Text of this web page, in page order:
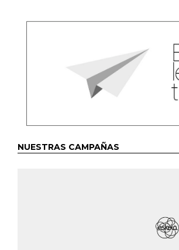
NUESTRAS CAMPAÑAS